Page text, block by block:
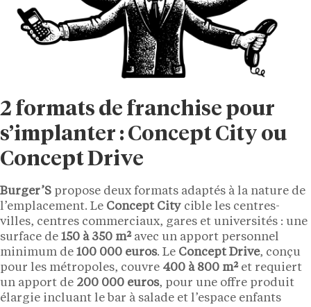
2 formats de franchise pour
s’implanter : Concept City ou
Concept Drive
Burger’S propose deux formats adaptés à la nature de
l’emplacement. Le Concept City cible les centres-
villes, centres commerciaux, gares et universités : une
surface de 150 à 350 m²avec un apport personnel
minimum de 100 000 euros. Le Concept Drive, conçu
pour les métropoles, couvre 400 à 800 m²et requiert
un apport de 200 000 euros, pour une offre produit
élargie incluant le bar à salade et l’espace enfants